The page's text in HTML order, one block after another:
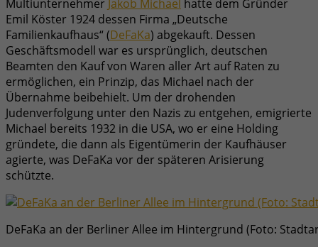
Multiunternehmer Jakob Michael hatte dem Gründer
Emil Köster 1924 dessen Firma „Deutsche
Familienkaufhaus“ (DeFaKa) abgekauft. Dessen
Geschäftsmodell war es ursprünglich, deutschen
Beamten den Kauf von Waren aller Art auf Raten zu
ermöglichen, ein Prinzip, das Michael nach der
Übernahme beibehielt. Um der drohenden
Judenverfolgung unter den Nazis zu entgehen, emigrierte
Michael bereits 1932 in die USA, wo er eine Holding
gründete, die dann als Eigentümerin der Kaufhäuser
agierte, was DeFaKa vor der späteren Arisierung
schützte.
DeFaKa an der Berliner Allee im Hintergrund (Foto: